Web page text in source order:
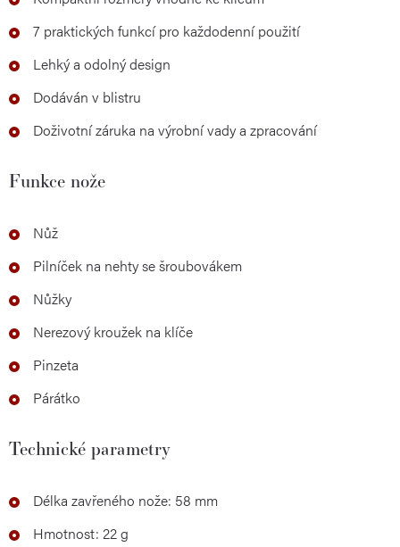
7 praktických funkcí pro každodenní použití
Lehký a odolný design
Dodáván v blistru
Doživotní záruka na výrobní vady a zpracování
Funkce nože
Nůž
Pilníček na nehty se šroubovákem
Nůžky
Nerezový kroužek na klíče
Pinzeta
Párátko
Technické parametry
Délka zavřeného nože: 58 mm
Hmotnost: 22 g